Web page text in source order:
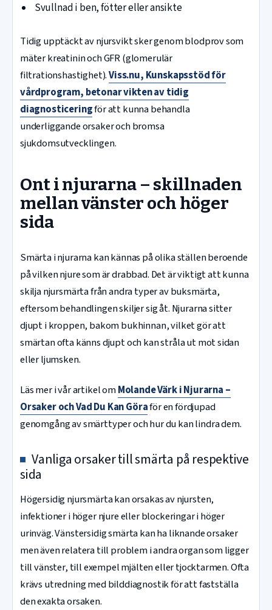
Svullnad i ben, fötter eller ansikte
Tidig upptäckt av njursvikt sker genom blodprov som
mäter kreatinin och GFR (glomerulär
filtrationshastighet).Viss.nu, Kunskapsstöd för
vårdprogram, betonar vikten av tidig
diagnosticeringför att kunna behandla
underliggande orsaker och bromsa
sjukdomsutvecklingen.
Ont i njurarna – skillnaden
mellan vänster och höger
sida
Smärta i njurarna kan kännas på olika ställen beroende
på vilken njure som är drabbad. Det är viktigt att kunna
skilja njursmärta från andra typer av buksmärta,
eftersom behandlingen skiljer sig åt. Njurarna sitter
djupt i kroppen, bakom bukhinnan, vilket gör att
smärtan ofta känns djupt och kan stråla ut mot sidan
eller ljumsken.
Läs mer i vår artikel omMolande Värk i Njurarna –
Orsaker och Vad Du Kan Göraför en fördjupad
genomgång av smärttyper och hur du kan lindra dem.
Vanliga orsaker till smärta på respektive
sida
Högersidig njursmärta kan orsakas av njursten,
infektioner i höger njure eller blockeringar i höger
urinväg. Vänstersidig smärta kan ha liknande orsaker
men även relatera till problem i andra organ som ligger
till vänster, till exempel mjälten eller tjocktarmen. Ofta
krävs utredning med bilddiagnostik för att fastställa
den exakta orsaken.